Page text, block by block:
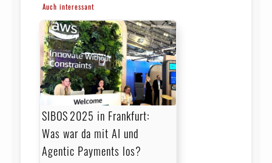
Auch interessant
SIBOS 2025 in Frankfurt:
Was war da mit AI und
Agentic Payments los?